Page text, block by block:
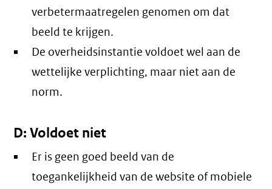
verbetermaatregelen genomen om dat
beeld te krijgen.
De overheidsinstantie voldoet wel aan de
wettelijke verplichting, maar niet aan de
norm.
D: Voldoet niet
Er is geen goed beeld van de
toegankelijkheid van de website of mobiele